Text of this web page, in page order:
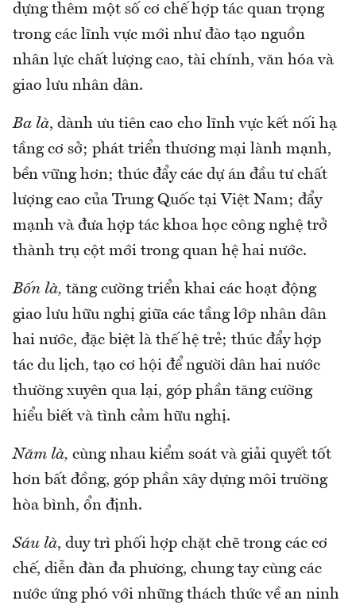
dựng thêm một số cơ chế hợp tác quan trọng
trong các lĩnh vực mới như đào tạo nguồn
nhân lực chất lượng cao, tài chính, văn hóa và
giao lưu nhân dân.
Ba là, dành ưu tiên cao cho lĩnh vực kết nối hạ
tầng cơ sở; phát triển thương mại lành mạnh,
bền vững hơn; thúc đẩy các dự án đầu tư chất
lượng cao của Trung Quốc tại Việt Nam; đẩy
mạnh và đưa hợp tác khoa học công nghệ trở
thành trụ cột mới trong quan hệ hai nước.
Bốn là, tăng cường triển khai các hoạt động
giao lưu hữu nghị giữa các tầng lớp nhân dân
hai nước, đặc biệt là thế hệ trẻ; thúc đẩy hợp
tác du lịch, tạo cơ hội để người dân hai nước
thường xuyên qua lại, góp phần tăng cường
hiểu biết và tình cảm hữu nghị.
Năm là, cùng nhau kiểm soát và giải quyết tốt
hơn bất đồng, góp phần xây dựng môi trường
hòa bình, ổn định.
Sáu là, duy trì phối hợp chặt chẽ trong các cơ
chế, diễn đàn đa phương, chung tay cùng các
nước ứng phó với những thách thức về an ninh